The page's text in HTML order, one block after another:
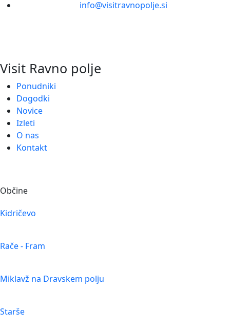
info@visitravnopolje.si
Visit Ravno polje
Ponudniki
Dogodki
Novice
Izleti
O nas
Kontakt
Občine
Kidričevo
Rače - Fram
Miklavž na Dravskem polju
Starše